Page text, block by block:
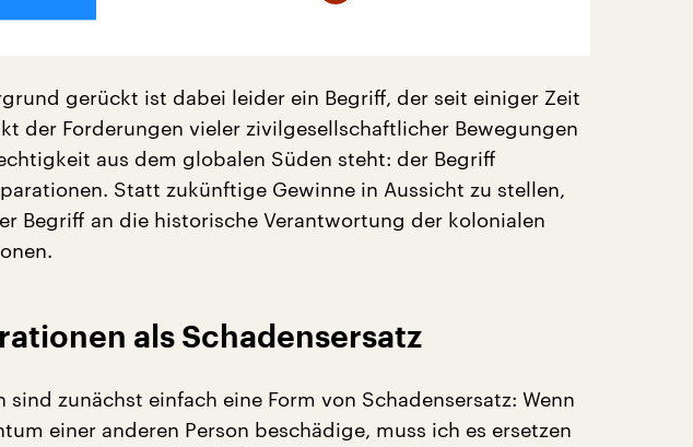
gerückt ist dabei leider ein Begriff, der seit einiger Zeit
der Forderungen vieler zivilgesellschaftlicher Bewegungen
aus dem globalen Süden steht: der Begriff
Statt zukünftige Gewinne in Aussicht zu stellen,
Begriff an die historische Verantwortung der kolonialen
als Schadensersatz
sind zunächst einfach eine Form von Schadensersatz: Wenn
einer anderen Person beschädige, muss ich es ersetzen